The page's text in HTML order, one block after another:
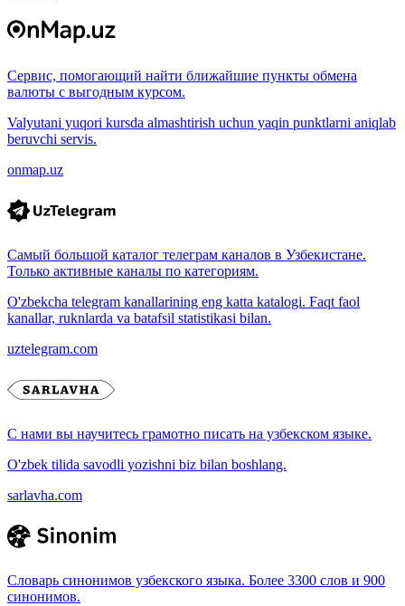
Сервис, помогающий найти ближайшие пункты обмена
валюты с выгодным курсом.
Valyutani yuqori kursda almashtirish uchun yaqin punktlarni aniqlab
beruvchi servis.
onmap.uz
Самый большой каталог телеграм каналов в Узбекистане.
Только активные каналы по категориям.
O'zbekcha telegram kanallarining eng katta katalogi. Faqt faol
kanallar, ruknlarda va batafsil statistikasi bilan.
uztelegram.com
С нами вы научитесь грамотно писать на узбекском языке.
O'zbek tilida savodli yozishni biz bilan boshlang.
sarlavha.com
Словарь синонимов узбекского языка. Более 3300 слов и 900
синонимов.